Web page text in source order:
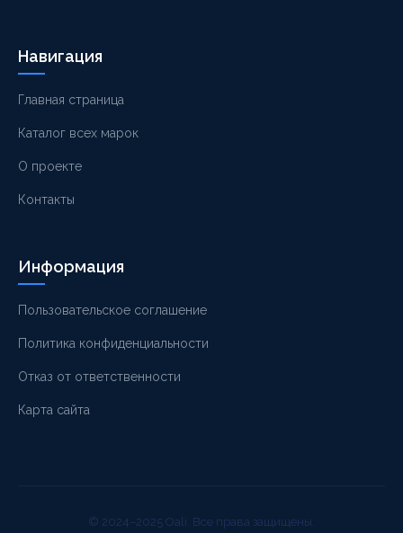
Навигация
Главная страница
Каталог всех марок
О проекте
Контакты
Информация
Пользовательское соглашение
Политика конфиденциальности
Отказ от ответственности
Карта сайта
© 2024–2025 Oali. Все права защищены.